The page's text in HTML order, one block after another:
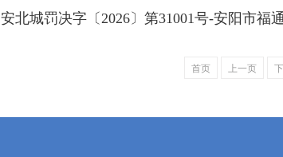
安北城罚决字〔2026〕第31001号-安阳市福
首页 上一页